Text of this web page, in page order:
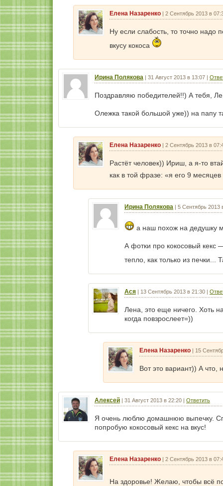
Елена Назаренко | 2 Сентябрь 2013 в
Ну если слабость, то точно
вкусу кокоса
Ирина Полякова | 31 Август 2013 в 13:07 |
Поздравляю победителей!!) А тебя,
Олежка такой большой уже)) на папу
Елена Назаренко | 2 Сентябрь 2013 в
Растёт человек)) Ириш, а я-то
как в той фразе: «я его 9
Ирина Полякова | 5 Сентябрь 2013
а наш похож на дедушку
А фотки про кокосовый кекс
тепло, как только из печки...
Ася | 13 Сентябрь 2013 в 21:30 |
Лена, это еще ничего. Хоть
когда повзрослеет=))
Елена Назаренко | 15
Вот это вариант)) А
Алексей | 31 Август 2013 в 22:20 | Ответить
Я очень люблю домашнюю выпечку.
попробую кокосовый кекс на вкус!
Елена Назаренко | 2 Сентябрь 2013 в
На здоровье! Желаю, чтобы всё